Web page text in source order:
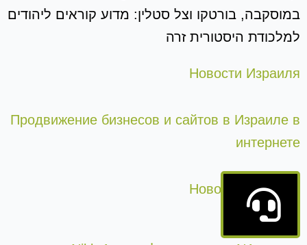
במוסקבה, בורטקו וצל סטלין: מדוע קוראים ליהודים
למלכודת היסטורית זרה
Новости Израиля
Продвижение бизнесов и сайтов в Израиле в
интернете
Новости Израиля